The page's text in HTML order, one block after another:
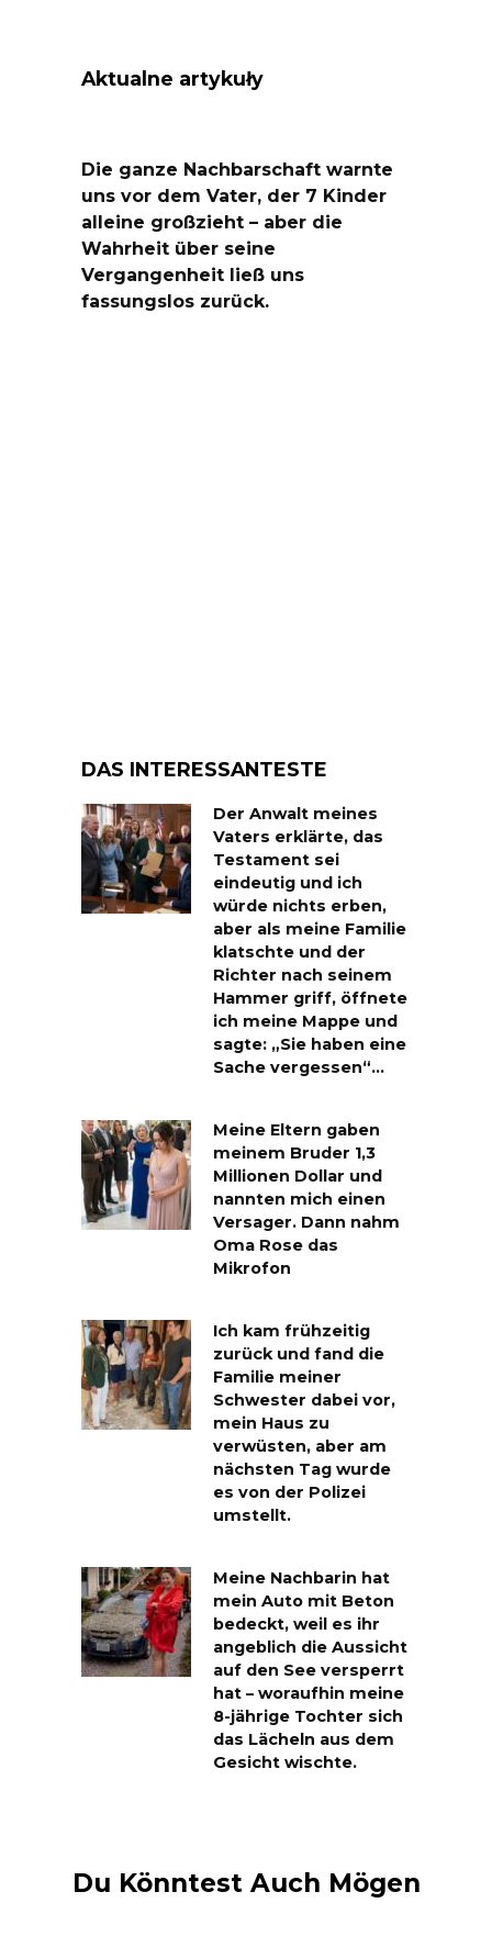
Aktualne artykuły
Die ganze Nachbarschaft warnte
uns vor dem Vater, der 7 Kinder
alleine großzieht – aber die
Wahrheit über seine
Vergangenheit ließ uns
fassungslos zurück.
DAS INTERESSANTESTE
Der Anwalt meines
Vaters erklärte, das
Testament sei
eindeutig und ich
würde nichts erben,
aber als meine Familie
klatschte und der
Richter nach seinem
Hammer griff, öffnete
ich meine Mappe und
sagte: „Sie haben eine
Sache vergessen“…
Meine Eltern gaben
meinem Bruder 1,3
Millionen Dollar und
nannten mich einen
Versager. Dann nahm
Oma Rose das
Mikrofon
Ich kam frühzeitig
zurück und fand die
Familie meiner
Schwester dabei vor,
mein Haus zu
verwüsten, aber am
nächsten Tag wurde
es von der Polizei
umstellt.
Meine Nachbarin hat
mein Auto mit Beton
bedeckt, weil es ihr
angeblich die Aussicht
auf den See versperrt
hat – woraufhin meine
8-jährige Tochter sich
das Lächeln aus dem
Gesicht wischte.
Du Könntest Auch Mögen